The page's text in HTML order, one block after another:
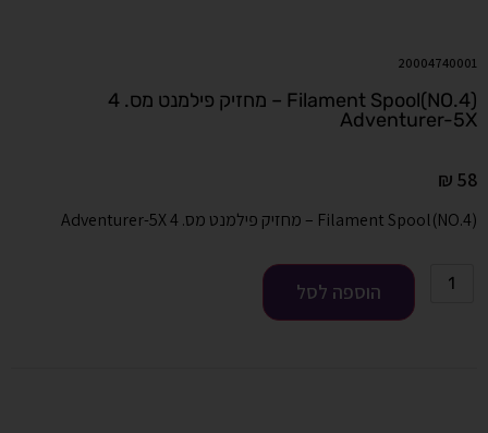
20004740001
Filament Spool(NO.4) – מחזיק פילמנט מס. 4
Adventurer-5X
₪ 58
Filament Spool(NO.4) – מחזיק פילמנט מס. 4 Adventurer-5X
הוספה לסל